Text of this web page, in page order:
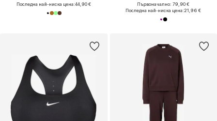
Последна най-ниска цена:44,90 €
Първоначално: 79,90 €
Последна най-ниска цена:21,96 €